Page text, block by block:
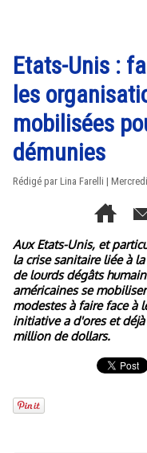
Etats-Unis :
les
mobilisées
démunies
Rédigé par Lina Farelli |
Aux Etats-Unis, et
la crise sanitaire liée à
de lourds dégâts
américaines se
modestes à faire face à
initiative a d'ores et
million de dollars.